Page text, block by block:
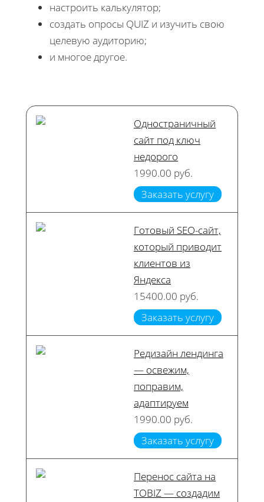
настроить калькулятор;
создать опросы QUIZ и изучить свою
целевую аудиторию;
и многое другое.
Одностраничный
сайт под ключ
недорого
1990.00 руб.
Заказать услугу
Готовый SEO-сайт,
который приводит
клиентов из
Яндекса
15400.00 руб.
Заказать услугу
Редизайн лендинга
— освежим,
поправим,
адаптируем
1990.00 руб.
Заказать услугу
Перенос сайта на
TOBIZ — создадим